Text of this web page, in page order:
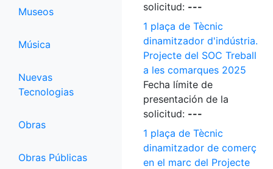
Museos
Música
Nuevas
Tecnologias
Obras
Obras Públicas
solicitud: ---
1 plaça de Tècnic
dinamitzador d'indústria.
Projecte del SOC Treball
a les comarques 2025
Fecha límite de
presentación de la
solicitud: ---
1 plaça de Tècnic
dinamitzador de comerç
en el marc del Projecte